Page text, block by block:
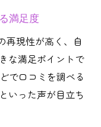
満足度
再現性が高く、自
な満足ポイントで
で口コミを調べる
いった声が目立ち